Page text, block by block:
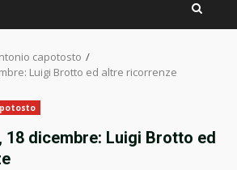
capotosto
Luigi Brotto ed altre ricorrenze
dicembre: Luigi Brotto ed